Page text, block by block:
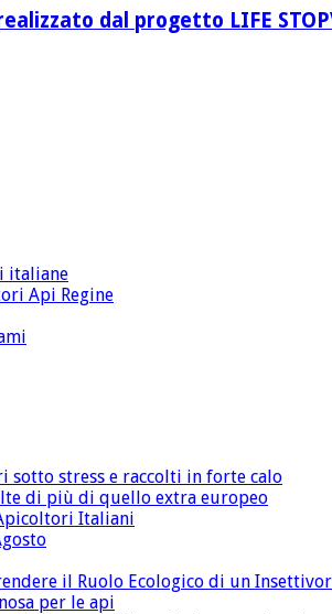
dal progetto LIFE
italiane
Api Regine
sotto stress e raccolti in forte calo
di più di quello extra europeo
Italiani
il Ruolo Ecologico di un
per le api